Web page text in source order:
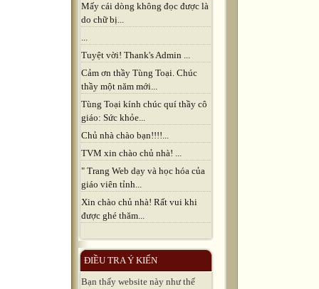
Mấy cái dòng không đọc được là
do chữ bị...
...
Tuyệt vời! Thank's Admin ...
Cảm ơn thầy Tùng Toại. Chúc
thầy một năm mới...
Tùng Toại kính chúc quí thầy cô
giáo: Sức khỏe...
Chủ nhà chào bạn!!!!...
TVM xin chào chủ nhà! ...
" Trang Web dạy và học hóa của
giáo viên tỉnh...
Xin chào chủ nhà! Rất vui khi
được ghé thăm...
ĐIỀU TRA Ý KIẾN
Bạn thấy website này như thế